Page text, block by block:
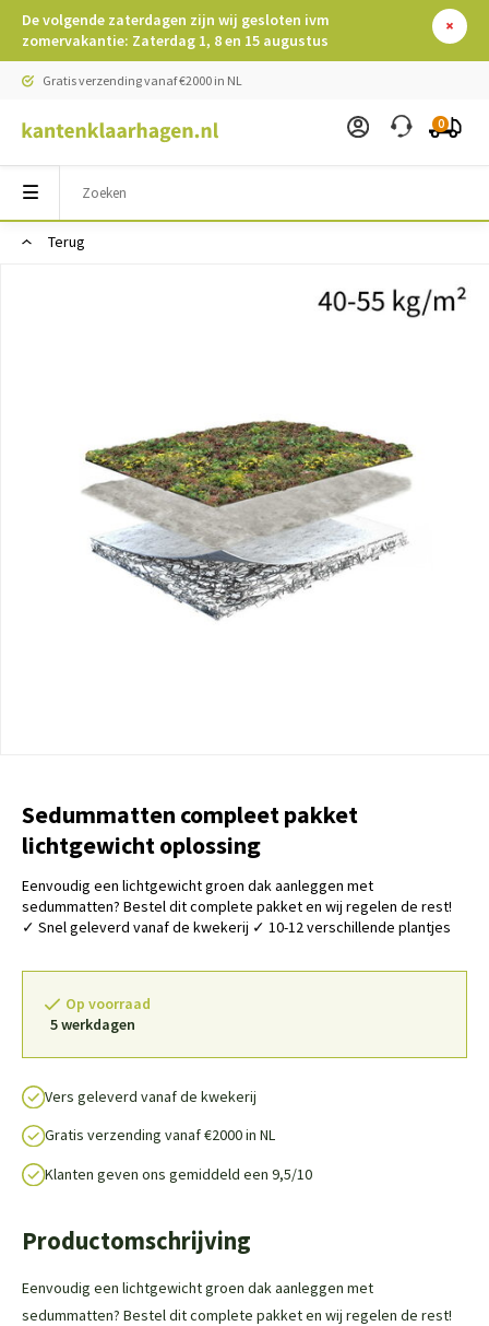
De volgende zaterdagen zijn wij gesloten ivm
zomervakantie: Zaterdag 1, 8 en 15 augustus
Gratis verzending vanaf €2000 in NL
0
Terug
Sedummatten compleet pakket
lichtgewicht oplossing
Eenvoudig een lichtgewicht groen dak aanleggen met
sedummatten? Bestel dit complete pakket en wij regelen de rest!
✓ Snel geleverd vanaf de kwekerij ✓ 10-12 verschillende plantjes
Op voorraad
5 werkdagen
Vers geleverd vanaf de kwekerij
Gratis verzending vanaf €2000 in NL
Klanten geven ons gemiddeld een 9,5/10
Productomschrijving
Eenvoudig een lichtgewicht groen dak aanleggen met
sedummatten? Bestel dit complete pakket en wij regelen de rest!